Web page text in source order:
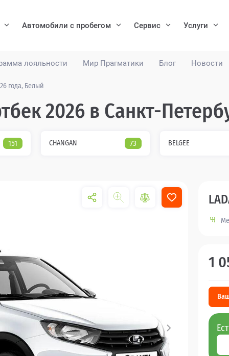
лояльности Мир Прагматики Блог Новости
Автомобили с пробегом Сервис Услуги
года, Белый
2026 в Санкт-
151 CHANGAN 73 BELGEE
1